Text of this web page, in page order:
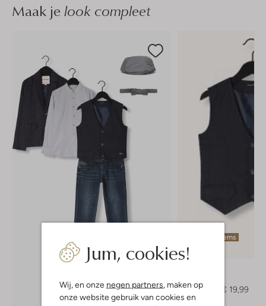
Jum, cookies!
Wij, en onze negen partners , maken op
onze website gebruik van cookies en
Maak je look compleet
Laatste items
€ 49,99
€ 19,99